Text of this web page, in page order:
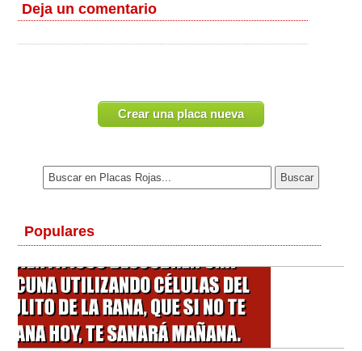
Deja un comentario
Crear una placa nueva
Populares